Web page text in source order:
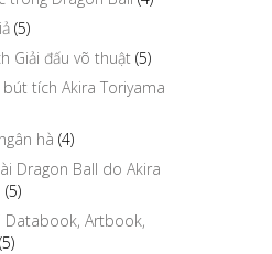
(5)
Giải đấu võ thuật (5)
tích Akira Toriyama
hà (4)
Dragon Ball do Akira
(5)
Databook, Artbook,
(5)